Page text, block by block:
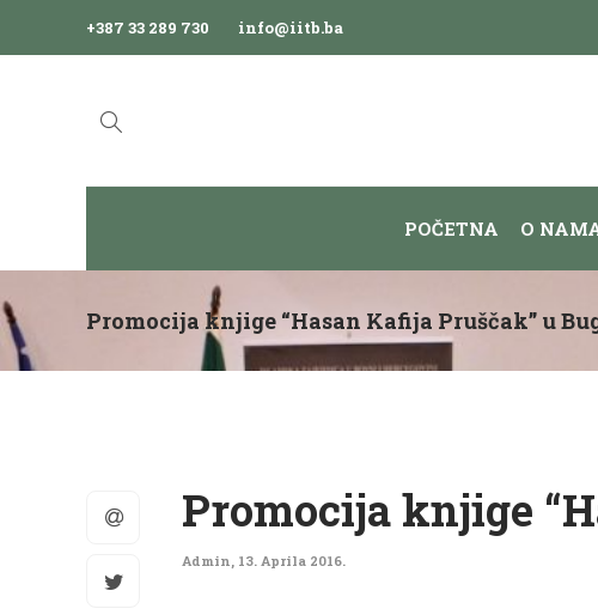
+387 33 289 730 info@iitb.ba
POČETNA O
Promocija knjige “Hasan Kafija Pruščak” u
Promocija knjige
Admin, 13. Aprila 2016.